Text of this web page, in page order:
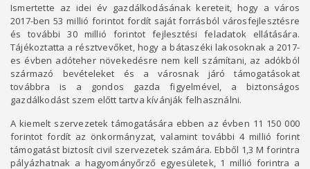
Ismertette az idei év gazdálkodásának kereteit, hogy a város
2017-ben 53 millió forintot fordít saját forrásból városfejlesztésre
és további 30 millió forintot fejlesztési feladatok ellátására.
Tájékoztatta a résztvevőket, hogy a bátaszéki lakosoknak a 2017-
es évben adóteher növekedésre nem kell számítani, az adókból
származó bevételeket és a városnak járó támogatásokat
továbbra is a gondos gazda figyelmével, a biztonságos
gazdálkodást szem előtt tartva kívánják felhasználni.
A kiemelt szervezetek támogatására ebben az évben 11 150 000
forintot fordít az önkormányzat, valamint további 4 millió forint
támogatást biztosít civil szervezetek számára. Ebből 1,3 M forintra
pályázhatnak a hagyományőrző egyesületek, 1 millió forintra a